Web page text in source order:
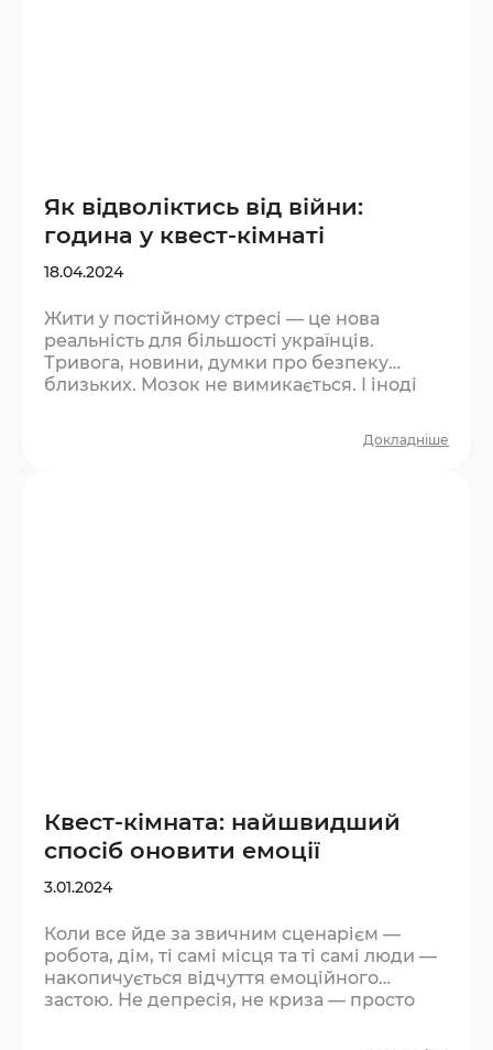
Як відволіктись від війни:
година у квест-кімнаті
18.04.2024
Жити у постійному стресі — це нова
реальність для більшості українців.
Тривога, новини, думки про безпеку
близьких. Мозок не вимикається. І іноді
Чому квест допомагає відволіктись? Це не
Докладніше
Квест-кімната: найшвидший
спосіб оновити емоції
3.01.2024
Коли все йде за звичним сценарієм —
робота, дім, ті самі місця та ті самі люди —
накопичується відчуття емоційного
застою. Не депресія, не криза — просто
способів її розігнати. Що відбувається під